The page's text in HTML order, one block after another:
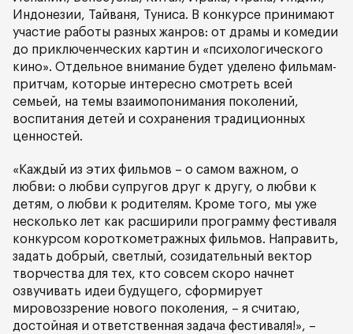
Индонезии, Тайваня, Туниса. В конкурсе принимают
участие работы разных жанров: от драмы и комедии
до приключенческих картин и «психологического
кино». Отдельное внимание будет уделено фильмам-
притчам, которые интересно смотреть всей
семьей, на темы взаимопонимания поколений,
воспитания детей и сохранения традиционных
ценностей.
«Каждый из этих фильмов – о самом важном, о
любви: о любви супругов друг к другу, о любви к
детям, о любви к родителям. Кроме того, мы уже
несколько лет как расширили программу фестиваля
конкурсом короткометражных фильмов. Направить,
задать добрый, светлый, созидательный вектор
творчества для тех, кто совсем скоро начнет
озвучивать идеи будущего, сформирует
мировоззрение нового поколения, – я считаю,
достойная и ответственная задача фестиваля!», –